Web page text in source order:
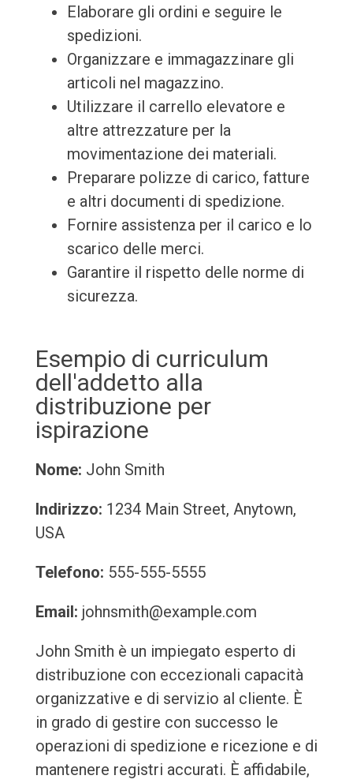
Elaborare gli ordini e seguire le
spedizioni.
Organizzare e immagazzinare gli
articoli nel magazzino.
Utilizzare il carrello elevatore e
altre attrezzature per la
movimentazione dei materiali.
Preparare polizze di carico, fatture
e altri documenti di spedizione.
Fornire assistenza per il carico e lo
scarico delle merci.
Garantire il rispetto delle norme di
sicurezza.
Esempio di curriculum
dell'addetto alla
distribuzione per
ispirazione
Nome: John Smith
Indirizzo: 1234 Main Street, Anytown,
USA
Telefono: 555-555-5555
Email: johnsmith@example.com
John Smith è un impiegato esperto di
distribuzione con eccezionali capacità
organizzative e di servizio al cliente. È
in grado di gestire con successo le
operazioni di spedizione e ricezione e di
mantenere registri accurati. È affidabile,